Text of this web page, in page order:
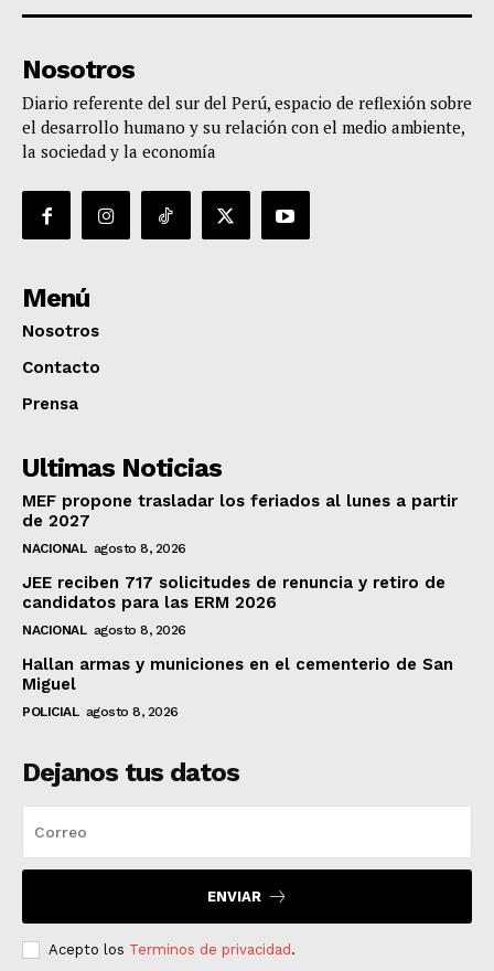
Nosotros
Diario referente del sur del Perú, espacio de reflexión sobre
el desarrollo humano y su relación con el medio ambiente,
la sociedad y la economía
Menú
Nosotros
Contacto
Prensa
Ultimas Noticias
MEF propone trasladar los feriados al lunes a partir
de 2027
NACIONAL agosto 8, 2026
JEE reciben 717 solicitudes de renuncia y retiro de
candidatos para las ERM 2026
NACIONAL agosto 8, 2026
Hallan armas y municiones en el cementerio de San
Miguel
POLICIAL agosto 8, 2026
Dejanos tus datos
ENVIAR
Acepto los Terminos de privacidad.